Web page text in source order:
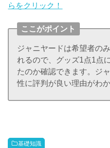
らをクリック！
ここがポイント
ジャニヤードは希望者の
れるので、グッズ1点1点
たのか確認できます。ジ
性に評判が良い理由がわ
基礎知識